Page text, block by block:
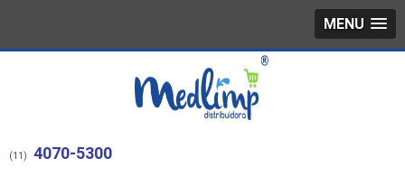
MENU
(11) 4070-5300